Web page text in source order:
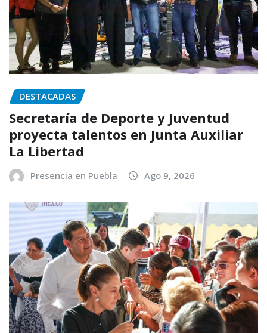
DESTACADAS
Secretaría de Deporte y Juventud
proyecta talentos en Junta Auxiliar
La Libertad
Presencia en Puebla Ago 9, 2026